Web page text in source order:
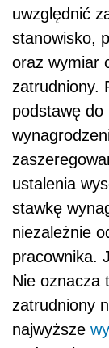
uwzględnić
stanowisko,
oraz wymiar
zatrudniony.
podstawę do
ustalenia
stawkę
niezależnie
pracownika.
Nie oznacza
zatrudniony
najwyższe